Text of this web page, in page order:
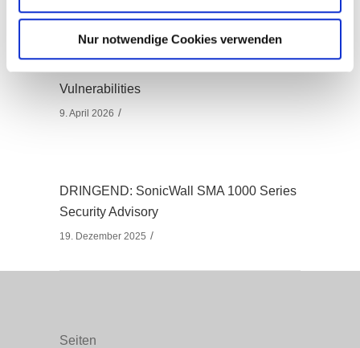
Nur notwendige Cookies verwenden
Vulnerabilities
9. April 2026
DRINGEND: SonicWall SMA 1000 Series
Security Advisory
19. Dezember 2025
Seiten